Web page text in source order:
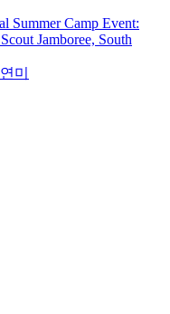
Summer Camp Event:
Jamboree, South
미